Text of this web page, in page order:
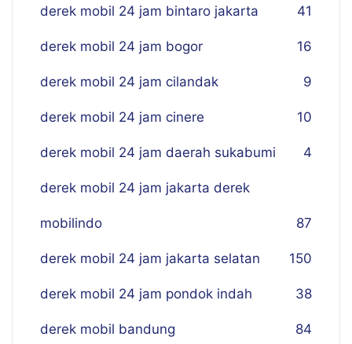
derek mobil 24 jam bintaro jakarta 41
derek mobil 24 jam bogor 16
derek mobil 24 jam cilandak 9
derek mobil 24 jam cinere 10
derek mobil 24 jam daerah sukabumi 4
derek mobil 24 jam jakarta derek
mobilindo 87
derek mobil 24 jam jakarta selatan 150
derek mobil 24 jam pondok indah 38
derek mobil bandung 84